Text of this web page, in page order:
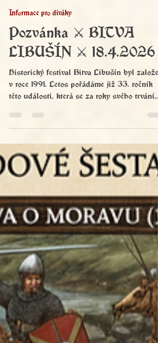
Informace pro diváky
Pozvánka ⚔️ BITVA
LIBUŠÍN ⚔️ 18.4.2026
Historický festival Bitva Libušín byl založen
v roce 1991. Letos pořádáme již 33. ročník
této události, která se za roky svého trvání
nejen u nás doma.